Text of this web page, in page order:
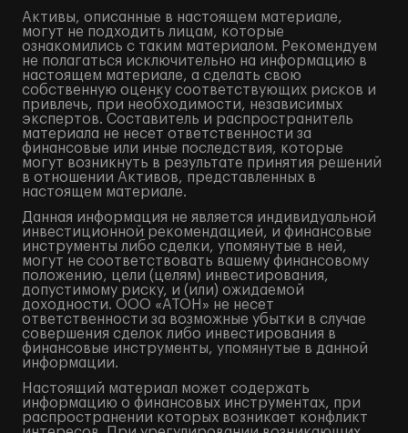
Активы, описанные в настоящем материале,
могут не подходить лицам, которые
ознакомились с таким материалом. Рекомендуем
не полагаться исключительно на информацию в
настоящем материале, а сделать свою
собственную оценку соответствующих рисков и
привлечь, при необходимости, независимых
экспертов. Составитель и распространитель
материала не несет ответственности за
финансовые или иные последствия, которые
могут возникнуть в результате принятия решений
в отношении Активов, представленных в
настоящем материале.
Данная информация не является индивидуальной
инвестиционной рекомендацией, и финансовые
инструменты либо сделки, упомянутые в ней,
могут не соответствовать вашему финансовому
положению, цели (целям) инвестирования,
допустимому риску, и (или) ожидаемой
доходности. ООО «АТОН» не несет
ответственности за возможные убытки в случае
совершения сделок либо инвестирования в
финансовые инструменты, упомянутые в данной
информации.
Настоящий материал может содержать
информацию о финансовых инструментах, при
распространении которых возникает конфликт